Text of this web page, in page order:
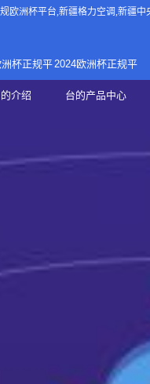
欧洲杯平台,新疆格力空调,新疆中
杯正规平
介绍
正规欧洲
2024欧洲杯正规平
台的产品中心
家庭中央空调
家用空调